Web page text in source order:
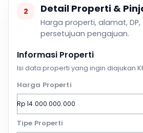
2 Detail Properti &
Harga properti, alamat,
persetujuan pengajuan.
Informasi Properti
Isi data properti yang ingin diajukan
Harga Properti
Tipe Properti